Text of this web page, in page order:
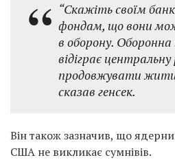
“Скажіть своїм
фондам, що вони
в оборону.
відіграє
продовжувати жити
сказав генсек.
Він також зазначив, що
США не викликає сумнівів.